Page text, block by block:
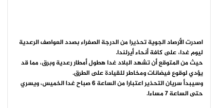
اصدرت الأرصاد الجوية تحذيرا من الدرجة الصفراء بصدد العواصف الرعدية
ليوم غدا، على كافة أنحاء أيرلندا.
حيث من المتوقع أن تشهد البلاد غدا هطول أمطار رعدية وبرق، مما قد
يؤدي لوقوع فيضانات ومخاطر للقيادة على الطرق.
وسيبدأ سريان التحذير اعتبارا من الساعة 6 صباح غدا الخميس، ويسري
حتى الساعة 7 مساءا.